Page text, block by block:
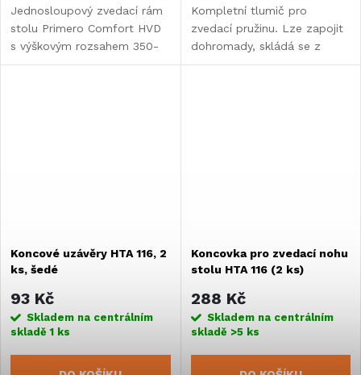
Jednosloupový zvedací rám
stolu Primero Comfort HVD
s výškovým rozsahem 350-
710 mm a otočnou
Kompletní tlumič pro
zvedací pružinu. Lze zapojit
dohromady, skládá se z
vodicí trubky, vodicí trubky
Koncové uzávěry HTA 116, 2
ks, šedé
93 Kč
Skladem na centrálním
skladě1 ks
Koncovka pro zvedací nohu
stolu HTA 116 (2 ks)
288 Kč
Skladem na centrálním
skladě >5 ks